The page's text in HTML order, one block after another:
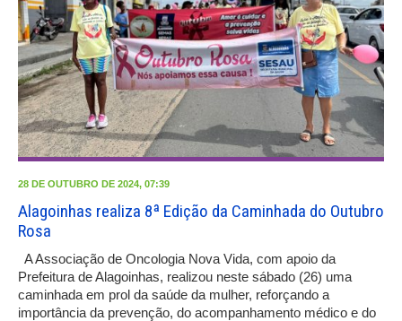
28 DE OUTUBRO DE 2024, 07:39
Alagoinhas realiza 8ª Edição da Caminhada do Outubro
Rosa
A Associação de Oncologia Nova Vida, com apoio da
Prefeitura de Alagoinhas, realizou neste sábado (26) uma
caminhada em prol da saúde da mulher, reforçando a
importância da prevenção, do acompanhamento médico e do